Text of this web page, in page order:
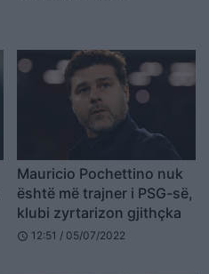
Mauricio Pochettino nuk
është më trajner i PSG-së,
klubi zyrtarizon gjithçka
schedule 12:51 / 05/07/2022